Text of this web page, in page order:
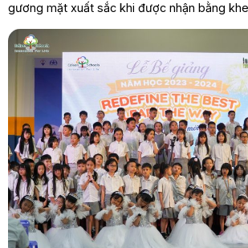
gương mặt xuất sắc khi được nhận bằng